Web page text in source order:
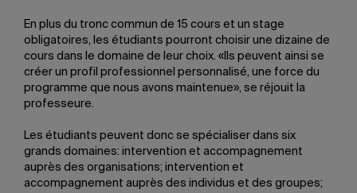
En plus du tronc commun de 15 cours et un stage
obligatoires, les étudiants pourront choisir une dizaine de
cours dans le domaine de leur choix. «Ils peuvent ainsi se
créer un profil professionnel personnalisé, une force du
programme que nous avons maintenue», se réjouit la
professeure.
Les étudiants peuvent donc se spécialiser dans six
grands domaines: intervention et accompagnement
auprès des organisations; intervention et
accompagnement auprès des individus et des groupes;